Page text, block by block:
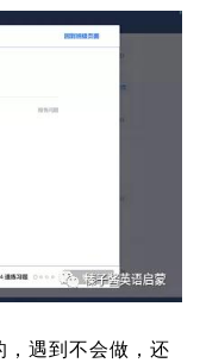
，遇到不会做，还